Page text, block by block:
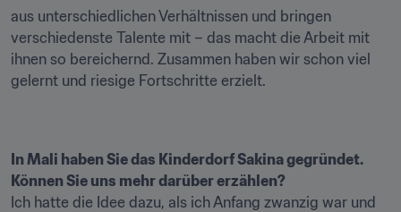
aus unterschiedlichen Verhältnissen und bringen
verschiedenste Talente mit – das macht die Arbeit mit
ihnen so bereichernd. Zusammen haben wir schon viel
gelernt und riesige Fortschritte erzielt.
In Mali haben Sie das Kinderdorf Sakina gegründet.
Können Sie uns mehr darüber erzählen?
Ich hatte die Idee dazu, als ich Anfang zwanzig war und